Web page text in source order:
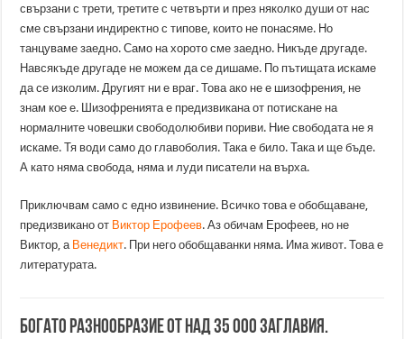
свързани с трети, третите с четвърти и през няколко души от нас
сме свързани индиректно с типове, които не понасяме. Но
танцуваме заедно. Само на хорото сме заедно. Никъде другаде.
Навсякъде другаде не можем да се дишаме. По пътищата искаме
да се изколим. Другият ни е враг. Това ако не е шизофрения, не
знам кое е. Шизофренията е предизвикана от потискане на
нормалните човешки свободолюбиви пориви. Ние свободата не я
искаме. Тя води само до главоболия. Така е било. Така и ще бъде.
А като няма свобода, няма и луди писатели на върха.
Приключвам само с едно извинение. Всичко това е обобщаване,
предизвикано от Виктор Ерофеев. Аз обичам Ерофеев, но не
Виктор, а Венедикт. При него обобщаванки няма. Има живот. Това е
литературата.
Богато разнообразие от над 35 000 заглавия.